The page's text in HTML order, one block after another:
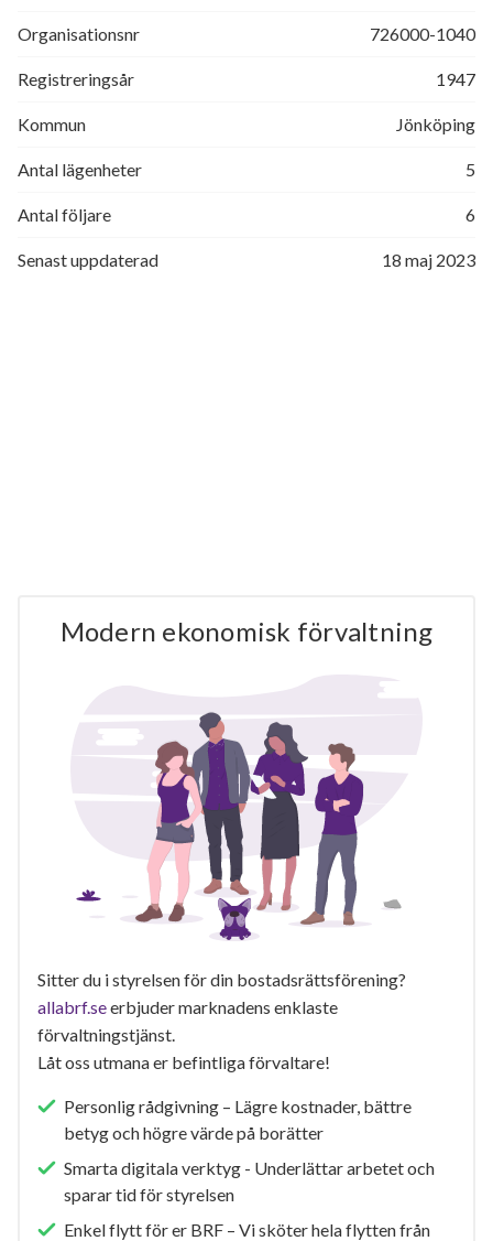
Organisationsnr 726000-1040
Registreringsår 1947
Kommun Jönköping
Antal lägenheter 5
Antal följare 6
Senast uppdaterad 18 maj 2023
Modern ekonomisk förvaltning
Sitter du i styrelsen för din bostadsrättsförening?
allabrf.seerbjuder marknadens enklaste
förvaltningstjänst.
Låt oss utmana er befintliga förvaltare!
Personlig rådgivning – Lägre kostnader, bättre
betyg och högre värde på borätter
Smarta digitala verktyg - Underlättar arbetet och
sparar tid för styrelsen
Enkel flytt för er BRF – Vi sköter hela flytten från